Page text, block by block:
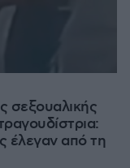
σεξουαλικής
έλεγαν από τη